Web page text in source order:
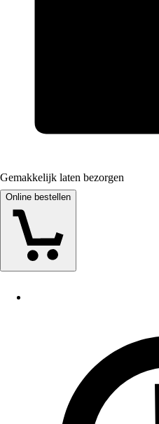
Gemakkelijk laten bezorgen
Online bestellen